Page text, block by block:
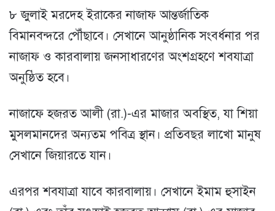
৮ জুলাই মরদেহ ইরাকের নাজাফ আন্তর্জাতিক
বিমানবন্দরে পৌঁছাবে। সেখানে আনুষ্ঠানিক সংবর্ধনার পর
নাজাফ ও কারবালায় জনসাধারণের অংশগ্রহণে শবযাত্রা
অনুষ্ঠিত হবে।
নাজাফে হজরত আলী (রা.)-এর মাজার অবস্থিত, যা শিয়া
মুসলমানদের অন্যতম পবিত্র স্থান। প্রতিবছর লাখো মানুষ
সেখানে জিয়ারতে যান।
এরপর শবযাত্রা যাবে কারবালায়। সেখানে ইমাম হুসাইন